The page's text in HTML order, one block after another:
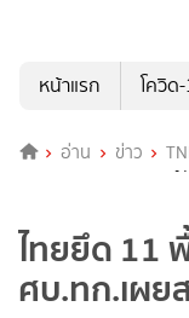
หน้าแรก
โควิด
อ่าน ข่าว
ศบ.ทก.เผยสถานการณ์ยั
ไทยยึด 11
ศบ.ทก.เผย